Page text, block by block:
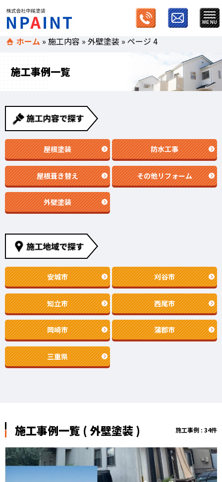
ホーム »施工内容 »外壁塗装 »ページ 4
施工事例一覧
屋根塗装 防水工事
屋根葺き替え その他リフォーム
外壁塗装
安城市 刈谷市
知立市 西尾市
岡崎市 蒲郡市
三重県
施工事例一覧 ( 外壁塗装 ) 施工事例 : 34件